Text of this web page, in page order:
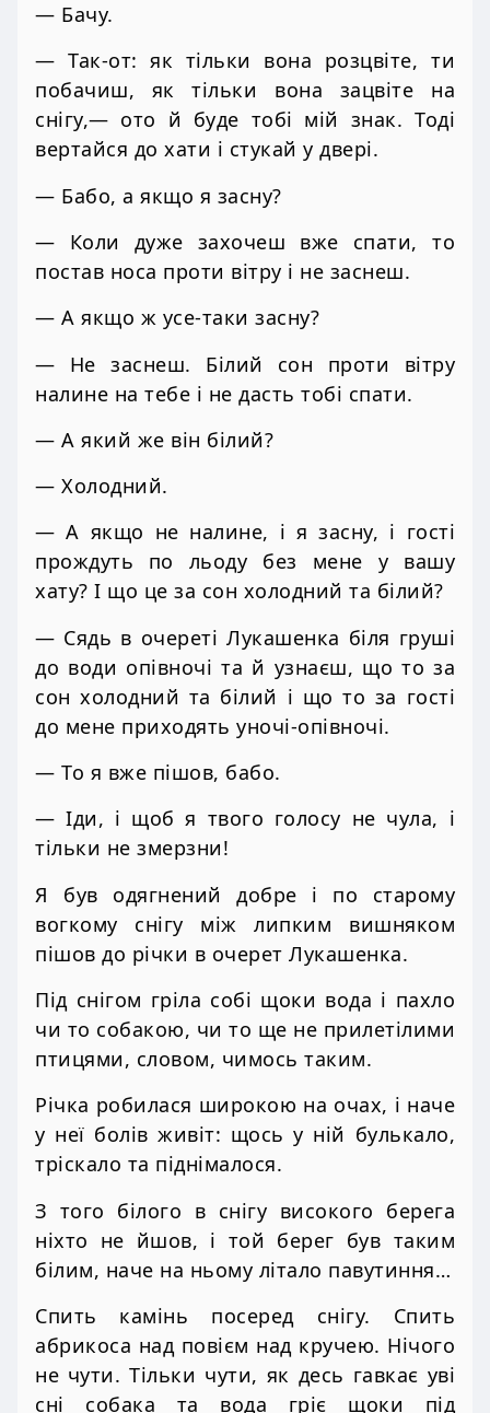
— Бачу.
— Так-от: як тільки вона розцвіте, ти
побачиш, як тільки вона зацвіте на
снігу,— ото й буде тобі мій знак. Тоді
вертайся до хати і стукай у двері.
— Бабо, а якщо я засну?
— Коли дуже захочеш вже спати, то
постав носа проти вітру і не заснеш.
— А якщо ж усе-таки засну?
— Не заснеш. Білий сон проти вітру
налине на тебе і не дасть тобі спати.
— А який же він білий?
— Холодний.
— А якщо не налине, і я засну, і гості
прождуть по льоду без мене у вашу
хату? І що це за сон холодний та білий?
— Сядь в очереті Лукашенка біля груші
до води опівночі та й узнаєш, що то за
сон холодний та білий і що то за гості
до мене приходять уночі-опівночі.
— То я вже пішов, бабо.
— Іди, і щоб я твого голосу не чула, і
тільки не змерзни!
Я був одягнений добре і по старому
вогкому снігу між липким вишняком
пішов до річки в очерет Лукашенка.
Під снігом гріла собі щоки вода і пахло
чи то собакою, чи то ще не прилетілими
птицями, словом, чимось таким.
Річка робилася широкою на очах, і наче
у неї болів живіт: щось у ній булькало,
тріскало та піднімалося.
З того білого в снігу високого берега
ніхто не йшов, і той берег був таким
білим, наче на ньому літало павутиння…
Спить камінь посеред снігу. Спить
абрикоса над повієм над кручею. Нічого
не чути. Тільки чути, як десь гавкає уві
сні собака та вода гріє щоки під